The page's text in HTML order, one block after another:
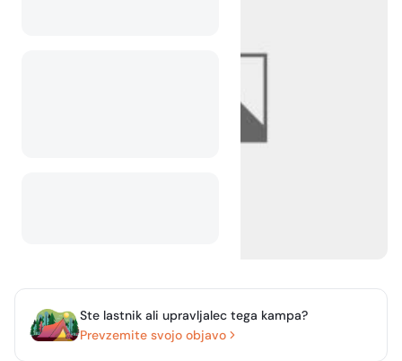
Ste lastnik ali upravljalec tega kampa?
Prevzemite svojo objavo